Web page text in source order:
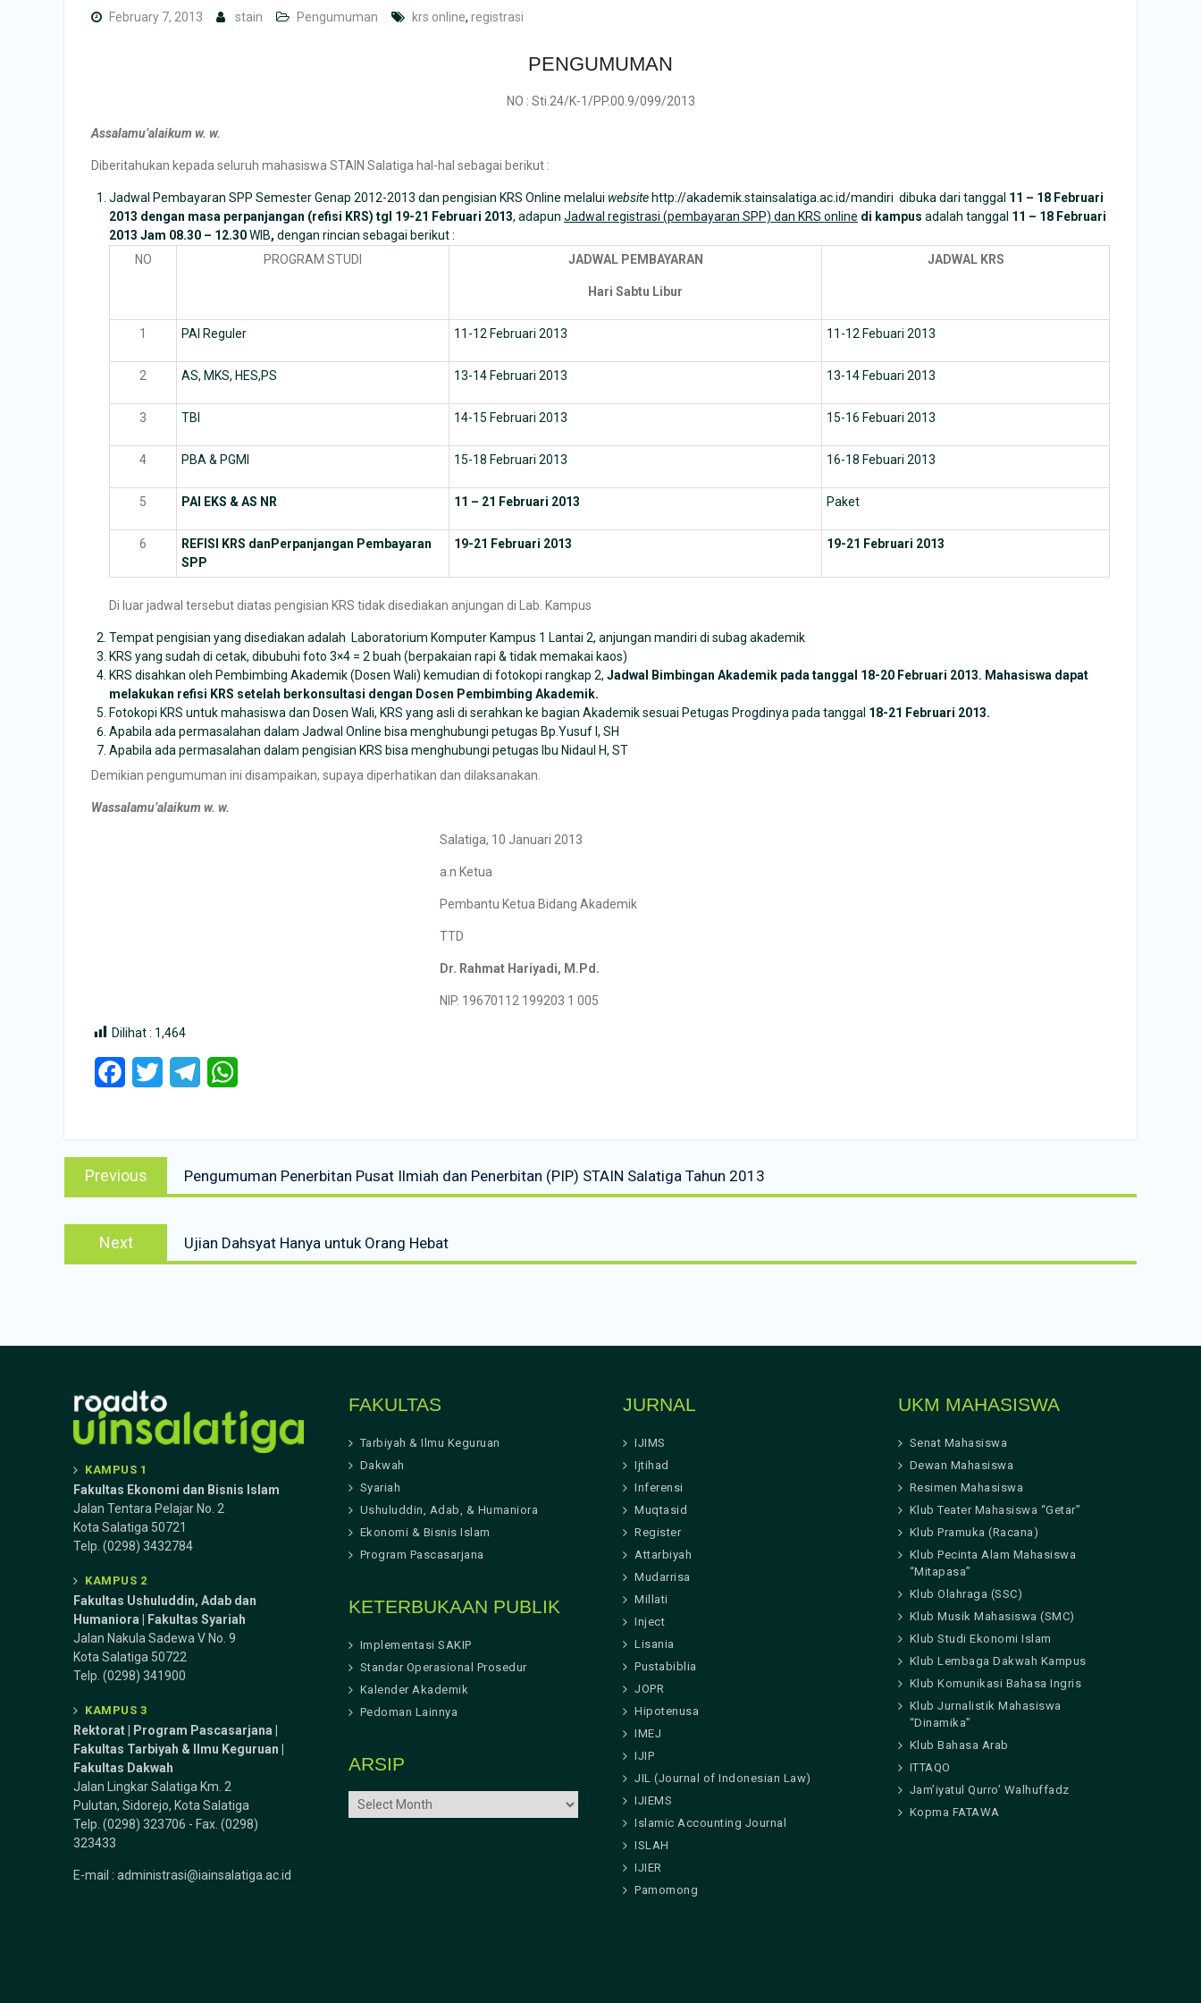
February 7, 2013 stain Pengumuman krs online, registrasi
PENGUMUMAN
NO : Sti.24/K-1/PP.00.9/099/2013
Assalamu’alaikum w. w.
Diberitahukan kepada seluruh mahasiswa STAIN Salatiga hal-hal sebagai berikut :
Jadwal Pembayaran SPP Semester Genap 2012-2013 dan pengisian KRS Online melalui website http://akademik.stainsalatiga.ac.id/mandiri dibuka dari tanggal 11 – 18 Februari
2013 dengan masa perpanjangan (refisi KRS) tgl 19-21 Februari 2013, adapun Jadwal registrasi (pembayaran SPP) dan KRS online di kampus adalah tanggal 11 – 18 Februari
2013 Jam 08.30 – 12.30WIB, dengan rincian sebagai berikut :
NO
PROGRAM STUDI JADWAL PEMBAYARAN
Hari Sabtu Libur
JADWAL KRS
1 PAI Reguler 11-12 Februari 2013 11-12 Febuari 2013
2 AS, MKS, HES,PS 13-14 Februari 2013 13-14 Febuari 2013
3 TBI 14-15 Februari 2013 15-16 Febuari 2013
4 PBA & PGMI 15-18 Februari 2013 16-18 Febuari 2013
5 PAI EKS & AS NR 11 – 21 Februari 2013 Paket
6 REFISI KRS dan Perpanjangan Pembayaran
SPP
19-21 Februari 2013 19-21 Februari 2013
Di luar jadwal tersebut diatas pengisian KRS tidak disediakan anjungan di Lab. Kampus
Tempat pengisian yang disediakan adalah Laboratorium Komputer Kampus 1 Lantai 2, anjungan mandiri di subag akademik
KRS yang sudah di cetak, dibubuhi foto 3×4 = 2 buah (berpakaian rapi & tidak memakai kaos)
KRS disahkan oleh Pembimbing Akademik (Dosen Wali) kemudian di fotokopi rangkap 2, Jadwal Bimbingan Akademik pada tanggal 18-20 Februari 2013. Mahasiswa dapat
melakukan refisi KRS setelah berkonsultasi dengan Dosen Pembimbing Akademik.
Fotokopi KRS untuk mahasiswa dan Dosen Wali, KRS yang asli di serahkan ke bagian Akademik sesuai Petugas Progdinya pada tanggal 18-21 Februari 2013.
Apabila ada permasalahan dalam Jadwal Online bisa menghubungi petugas Bp.Yusuf I, SH
Apabila ada permasalahan dalam pengisian KRS bisa menghubungi petugas Ibu Nidaul H, ST
Demikian pengumuman ini disampaikan, supaya diperhatikan dan dilaksanakan.
Wassalamu’alaikum w. w.
Salatiga, 10 Januari 2013
a.n Ketua
Pembantu Ketua Bidang Akademik
TTD
Dr. Rahmat Hariyadi, M.Pd.
NIP. 19670112 199203 1 005
Dilihat : 1,464
Facebook
Twitter Telegram
Post
navigation
Previous
post:
Pengumuman Penerbitan Pusat Ilmiah dan Penerbitan (PIP) STAIN Salatiga Tahun 2013
Next
post:
Ujian Dahsyat Hanya untuk Orang Hebat
KAMPUS 1
Fakultas Ekonomi dan Bisnis Islam
Jalan Tentara Pelajar No. 2
Kota Salatiga 50721
Telp. (0298) 3432784
KAMPUS 2
Fakultas Ushuluddin, Adab dan
Humaniora | Fakultas Syariah
Jalan Nakula Sadewa V No. 9
Kota Salatiga 50722
Telp. (0298) 341900
KAMPUS 3
Rektorat | Program Pascasarjana |
Fakultas Tarbiyah & Ilmu Keguruan |
Fakultas Dakwah
Jalan Lingkar Salatiga Km. 2
Pulutan, Sidorejo, Kota Salatiga
Telp. (0298) 323706 - Fax. (0298)
323433
E-mail : administrasi@iainsalatiga.ac.id
FAKULTAS
Tarbiyah & Ilmu Keguruan
Dakwah
Syariah
Ushuluddin, Adab, & Humaniora
Ekonomi & Bisnis Islam
Program Pascasarjana
KETERBUKAAN PUBLIK
Implementasi SAKIP
Standar Operasional Prosedur
Kalender Akademik
Pedoman Lainnya
ARSIP
ARSIP
JURNAL
IJIMS
Ijtihad
Inferensi
Muqtasid
Register
Attarbiyah
Mudarrisa
Millati
Inject
Lisania
Pustabiblia
JOPR
Hipotenusa
IMEJ
IJIP
JIL (Journal of Indonesian Law)
IJIEMS
Islamic Accounting Journal
ISLAH
IJIER
Pamomong
UKM MAHASISWA
Senat Mahasiswa
Dewan Mahasiswa
Resimen Mahasiswa
Klub Teater Mahasiswa “Getar”
Klub Pramuka (Racana)
Klub Pecinta Alam Mahasiswa
“Mitapasa”
Klub Olahraga (SSC)
Klub Musik Mahasiswa (SMC)
Klub Studi Ekonomi Islam
Klub Lembaga Dakwah Kampus
Klub Komunikasi Bahasa Ingris
Klub Jurnalistik Mahasiswa
“Dinamika”
Klub Bahasa Arab
ITTAQO
Jam’iyatul Qurro’ Walhuffadz
Kopma FATAWA